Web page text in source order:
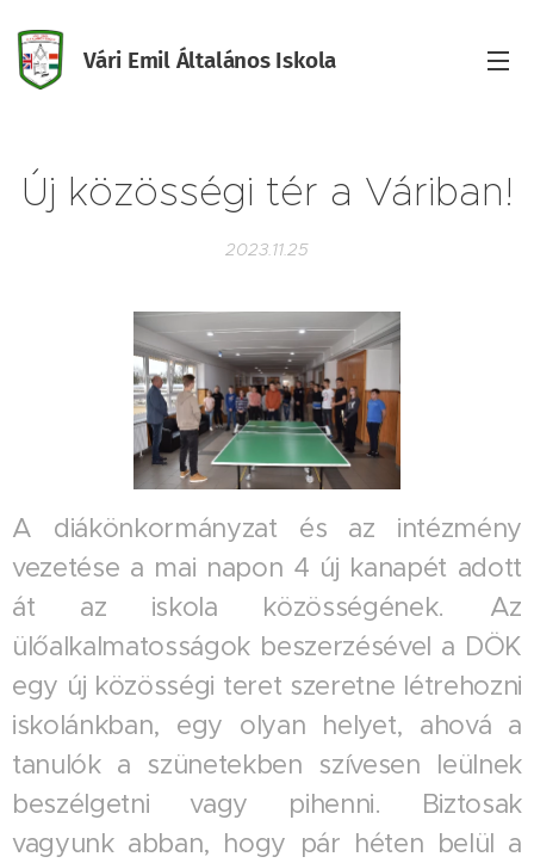
Vári Emil Általános Iskola
Új közösségi tér a Váriban!
2023.11.25
A diákönkormányzat és az intézmény
vezetése a mai napon 4 új kanapét adott
át az iskola közösségének. Az
ülőalkalmatosságok beszerzésével a DÖK
egy új közösségi teret szeretne létrehozni
iskolánkban, egy olyan helyet, ahová a
tanulók a szünetekben szívesen leülnek
beszélgetni vagy pihenni. Biztosak
vagyunk abban, hogy pár héten belül a